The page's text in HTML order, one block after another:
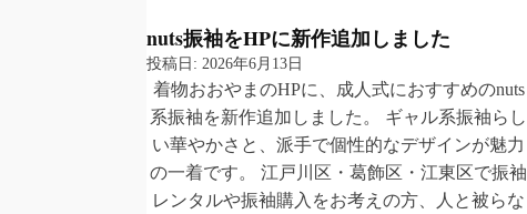
nuts振袖をHPに新作追加しました
投稿日: 2026年6月13日
着物おおやまのHPに、成人式におすすめのnuts
系振袖を新作追加しました。 ギャル系振袖らし
い華やかさと、派手で個性的なデザインが魅力
の一着です。 江戸川区・葛飾区・江東区で振袖
レンタルや振袖購入をお考えの方、人と被らな